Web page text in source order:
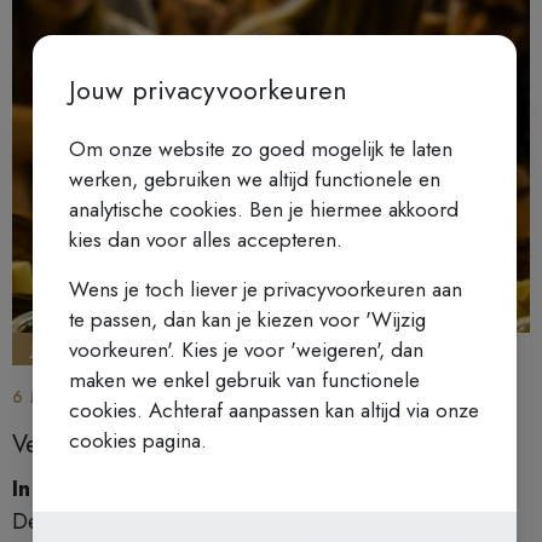
JEUGD
6 MEI 2025 - HET RUSTPUNT
Verdiepingsavonden met Taizégebed
In samenwerking met de Sintmichielsbeweging
De Sint-Michielsbeweging is een bronplaats waar
Jouw privacyvoorkeuren
Om onze website zo goed mogelijk te laten
werken, gebruiken we altijd functionele en
analytische cookies. Ben je hiermee akkoord
kies dan voor alles accepteren.
Wens je toch liever je privacyvoorkeuren aan
te passen, dan kan je kiezen voor 'Wijzig
voorkeuren'. Kies je voor 'weigeren', dan
maken we enkel gebruik van functionele
cookies. Achteraf aanpassen kan altijd via onze
cookies pagina.